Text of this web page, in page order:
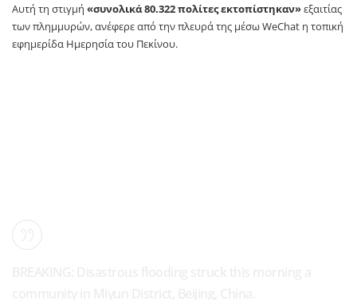
Αυτή τη στιγμή «συνολικά 80.322 πολίτες εκτοπίστηκαν»εξαιτίας
των πλημμυρών, ανέφερε από την πλευρά της μέσω WeChat η τοπική
εφημερίδα Ημερησία του Πεκίνου.